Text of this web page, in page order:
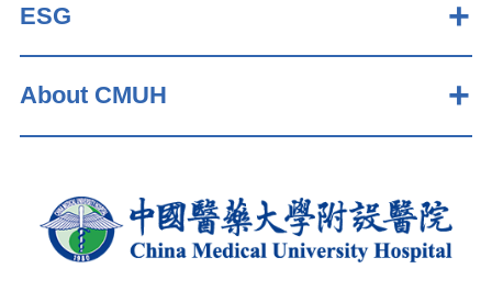
ESG
About CMUH